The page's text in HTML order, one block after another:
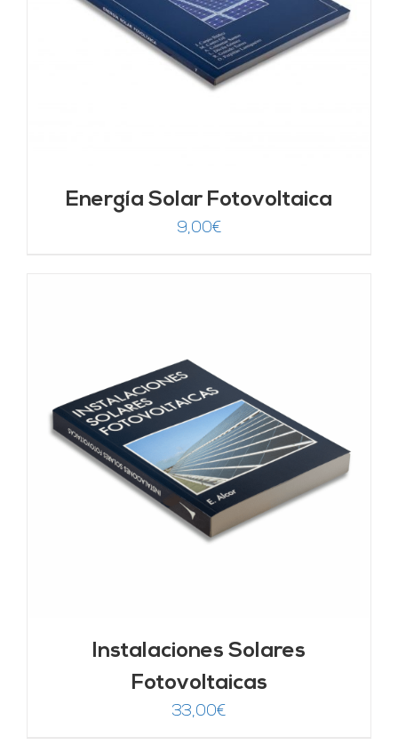
Energía Solar Fotovoltaica
9,00€
Instalaciones Solares
Fotovoltaicas
33,00€